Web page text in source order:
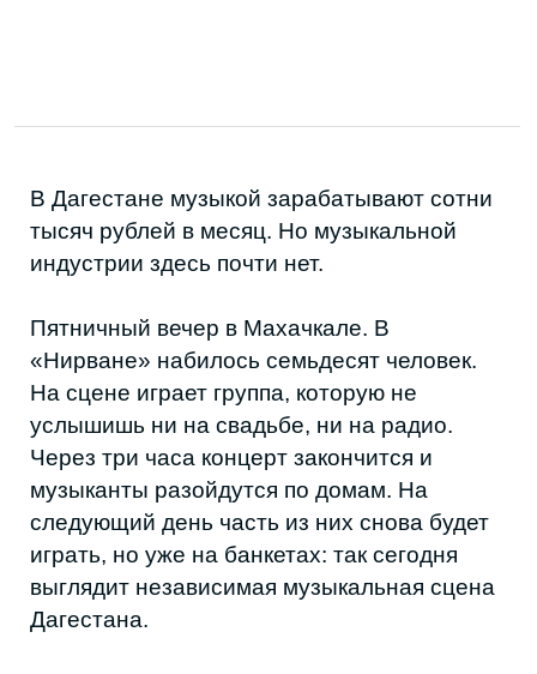
На сцене играет группа, которую не
музыканты разойдутся по домам. На
следующий день часть из них снова будет
играть, но уже на банкетах: так сегодня
выглядит независимая музыкальная сцена
Музыкантов в республике много, жанров
тоже: рок, рэп, джаз, фанк, национальная
эстрада. Но это сцена, а не отрасль. В
Дагестане нет лейбла, продюсерского
центра и постоянной площадки, вокруг
которой собиралась бы музыкальная
жизнь. Вместо инфраструктуры — кафе,
разовые вечера и личные связи. Всё это
музыканты собирают сами.
АРТИСТЫ, КОТОРЫХ УЖЕ